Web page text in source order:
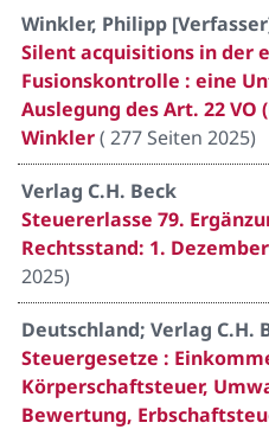
Winkler, Philipp
Silent acquisitions in der
Fusionskontrolle : eine
Auslegung des Art. 22 VO
Winkler( 277 Seiten 2025)
Verlag C.H. Beck
Steuererlasse 79.
Rechtsstand: 1.
2025)
Deutschland; Verlag C.H.
Steuergesetze :
Körperschaftsteuer,
Bewertung,